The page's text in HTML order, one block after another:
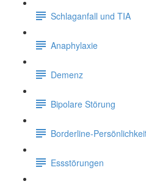
Schlaganfall und TIA
Anaphylaxie
Demenz
Bipolare Störung
Borderline-
Essstörungen